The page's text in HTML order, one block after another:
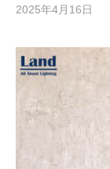
2025年4月16日